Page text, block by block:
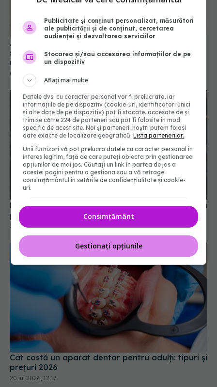
Alina Pușcău dezvăluie diagnosticul care i-a
schimbat viața: Am cancer la sân. Am intrat în
metastază
07 aug 2026, 12:39
Noi reguli medicale pentru obținerea și reînnoirea
permisului de conducere. Ce se schimbă
30 iul 2026, 15:58
Cât costă un aparat dentar pentru adulți: tipuri și
prețuri 2026
20 iul 2026, 12:17
Publicitate și conținut personalizat, măsurători
ale publicității și de conținut, cercetarea
audienței și dezvoltarea serviciilor
Stocarea și/sau accesarea informațiilor de pe
un dispozitiv
Aflați mai multe
Datele dvs. cu caracter personal vor fi prelucrate, iar
informațiile de pe dispozitiv (cookie-uri, identificatori unici
și alte date de pe dispozitiv) pot fi stocate, accesate de și
trimise către 224 de parteneri sau pot fi folosite în mod
specific de acest site. Noi și partenerii noștri putem folosi
date exacte de localizare geografică.Lista partenerilor.
Unii furnizori vă pot prelucra datele cu caracter personal în
interes legitim, față de care puteți obiecta prin gestionarea
opțiunilor de mai jos. Căutați un link în partea de jos a
acestei pagini pentru a gestiona sau a vă retrage
consimțământul în setările de confidențialitate și cookie-
uri.
Consimțământ
Gestionați opțiunile